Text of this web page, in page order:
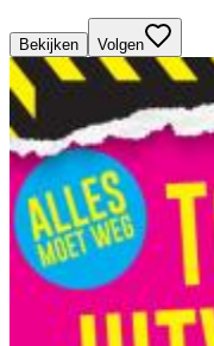
Bekijken Volgen